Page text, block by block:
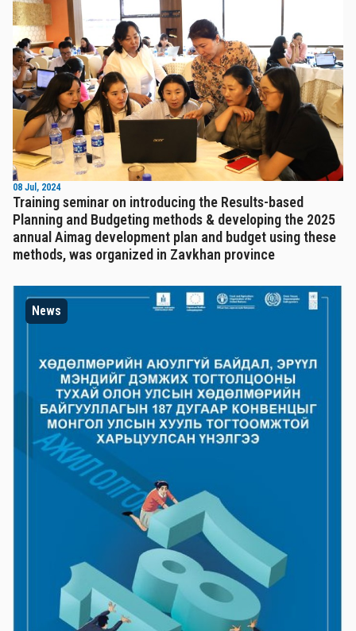
08 Jul, 2024
Training seminar on introducing the Results-based
Planning and Budgeting methods & developing the 2025
annual Aimag development plan and budget using these
methods, was organized in Zavkhan province
News